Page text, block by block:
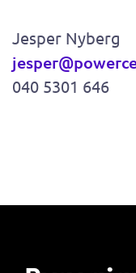
Jesper Nyberg
040 5301 646